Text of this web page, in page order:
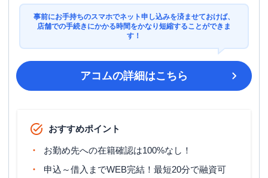
事前にお手持ちのスマホでネット申し込みを済ませておけば、
店舗での手続きにかかる時間をかなり短縮することができま
す！
アコムの詳細はこちら
おすすめポイント
お勤め先への在籍確認は100%なし！
申込～借入までWEB完結！最短20分で融資可